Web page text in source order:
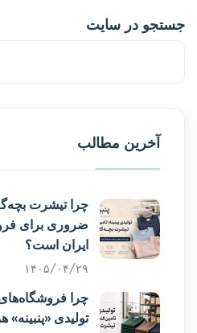
جستجو در سایت
آخرین مطالب
چرا تیشرت
ضروری برای
ایران است؟
۱۴۰۵/۰۴/۲۹
چرا
تولیدی «پنبینه»